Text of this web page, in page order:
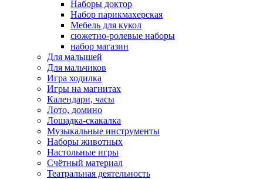
Наборы доктор
Набор парикмахерская
Мебель для кукол
сюжетно-ролевые наборы
набор магазин
Для малышей
Для мальчиков
Игра ходилка
Игры на магнитах
Календари, часы
Лото, домино
Лошадка-скакалка
Музыкальные инструменты
Наборы животных
Настольные игры
Счётный материал
Театральная деятельность